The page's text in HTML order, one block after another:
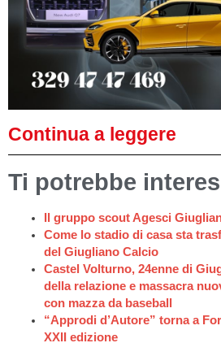
Continua a leggere
Ti potrebbe
Il gruppo scout Agesci
Come lo stadio di casa sta
del Giugliano Calcio
Castel Volturno, 24enne di
della relazione e massacra
con mazza da baseball
“Approdi d’Autore” torna a
XXII edizione